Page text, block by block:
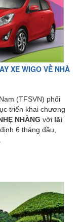
XE WIGO VỀ NHÀ
(TFSVN) phối
triển khai chương
NHÀNG với lãi
6 tháng đầu,